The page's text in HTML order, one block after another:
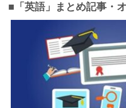
■「英語」まとめ記事・